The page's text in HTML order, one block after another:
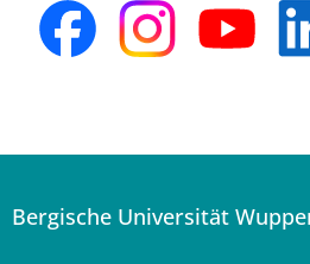
Bergische Universität